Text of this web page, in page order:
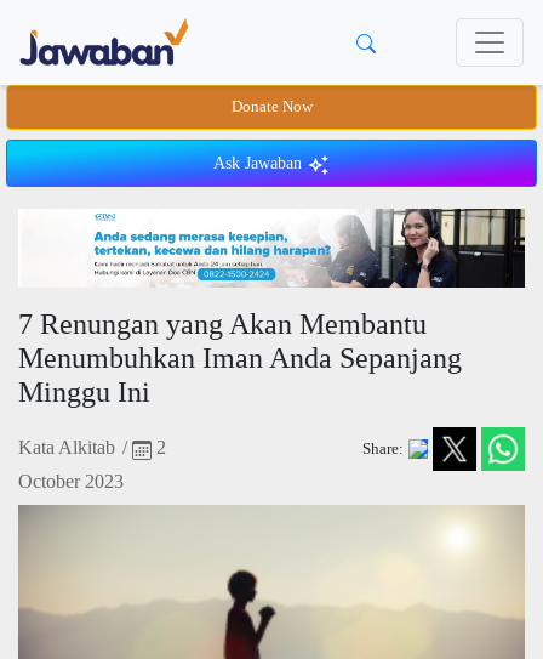
Donate Now
Ask Jawaban
7 Renungan yang Akan Membantu
Menumbuhkan Iman Anda Sepanjang
Minggu Ini
Kata Alkitab /
2
October 2023
Share: